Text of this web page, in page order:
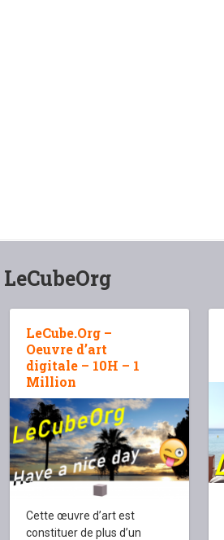
LeCubeOrg
LeCube.Org –
Oeuvre d’art
digitale – 10H – 1
Million
Cette œuvre d’art est
constituer de plus d’un